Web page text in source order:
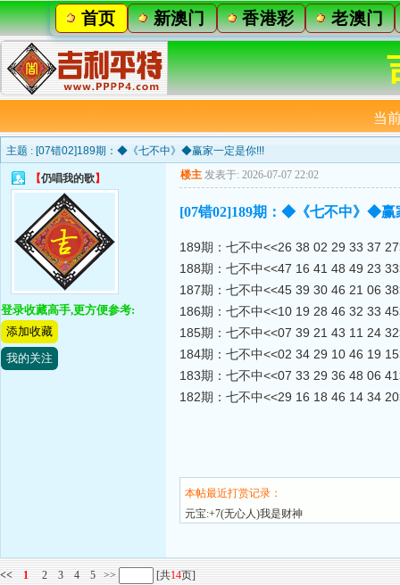
首页 新澳门 香港彩 老澳门
当
主题 : [07错02]189期：◆《七不中》◆赢家一定是你!!!
【仍唱我的歌】
登录收藏高手,更方便参考:
添加收藏
我的关注
楼主 发表于: 2026-07-07 22:02
[07错02]189期：◆《七不中》◆赢
189期：七不中<<26 38 02 29 33 37
188期：七不中<<47 16 41 48 49 23
187期：七不中<<45 39 30 46 21 06
186期：七不中<<10 19 28 46 32 33
185期：七不中<<07 39 21 43 11 24
184期：七不中<<02 34 29 10 46 19
183期：七不中<<07 33 29 36 48 06
182期：七不中<<29 16 18 46 14 34
本帖最近打赏记录：
元宝:+7(无心人)我是财神
<< 1 2 3 4 5 >> [共14页]